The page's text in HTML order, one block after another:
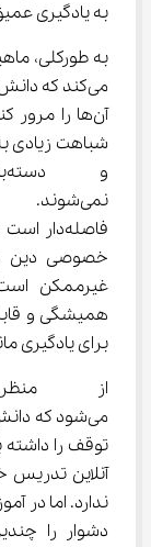
به یادگیری عمیق
به طورکلی،
می‌کند که
خصوصی دین و
غیرممکن
همیشگی و
برای یادگیری
از
می‌شود که
آنلاین
دشوار را